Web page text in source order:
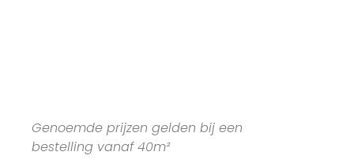
Genoemde prijzen gelden bij een
bestelling vanaf 40m²